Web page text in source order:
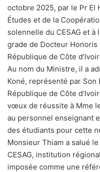
octobre 2025, par le Pr El
Études et de la
solennelle du CESAG et à
grade de Docteur
République de Côte
Au nom du Ministre, il a
Koné, représenté par Son
République de Côte
vœux de réussite à Mme
au personnel enseignant
des étudiants pour cette
Monsieur Thiam a salué
CESAG, institution
imposée comme une